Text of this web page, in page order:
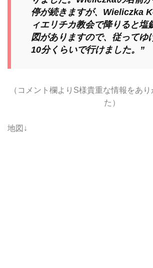
停が続きますが、Wieliczka
ィエリチカ教会で降りると塩
図がありますので、従ってゆ
10分くらいで行けました。”
（コメント欄よりS様貴重な情報をあ
た）
地図↓